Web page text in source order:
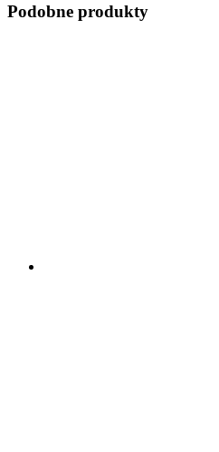
Podobne produkty